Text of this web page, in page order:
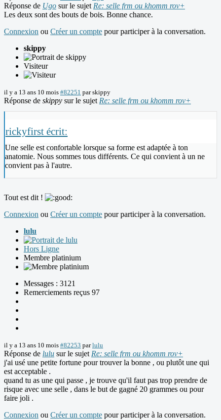
Réponse de Ugo sur le sujet Re: selle frm ou khomm rov+
Les deux sont des bouts de bois. Bonne chance.
Connexion ou Créer un compte pour participer à la conversation.
skippy
Visiteur
il y a 13 ans 10 mois #82251 parskippy
Réponse de skippy sur le sujet Re: selle frm ou khomm rov+
rickyfirst écrit:
Une selle est confortable lorsque sa forme est adaptée à ton
anatomie. Nous sommes tous différents. Ce qui convient à un ne
convient pas à l'autre.
Tout est dit !
Connexion ou Créer un compte pour participer à la conversation.
lulu
Hors Ligne
Membre platinium
Messages : 3121
Remerciements reçus 97
il y a 13 ans 10 mois #82253 parlulu
Réponse de lulu sur le sujet Re: selle frm ou khomm rov+
j'ai usé une petite fortune pour trouver la bonne , ou plutôt une qui
est acceptable .
quand tu as une qui passe , je trouve qu'il faut pas trop prendre de
risque avec une selle , dans le but de gagné 20 grammes ou pour
faire joli .
Connexion ou Créer un compte pour participer à la conversation.